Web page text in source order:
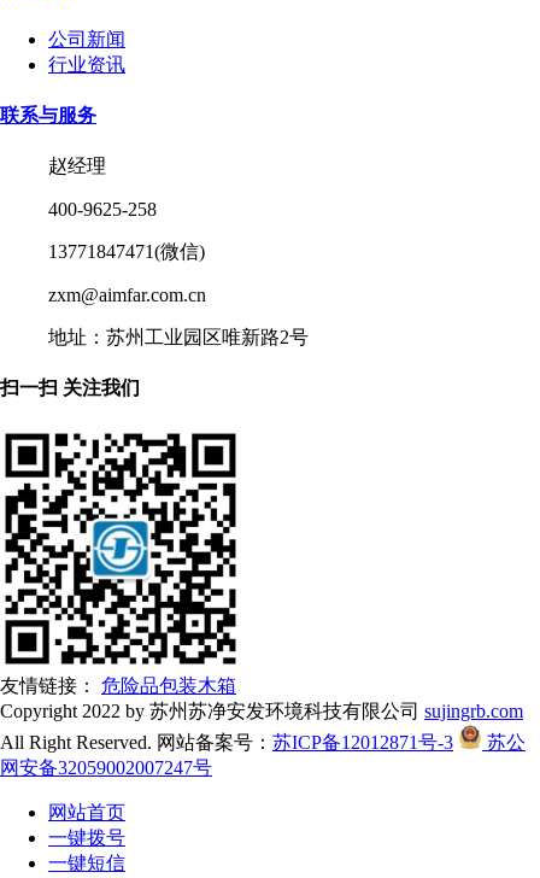
公司新闻
行业资讯
联系与服务
赵经理
400-9625-258
13771847471(微信)
zxm@aimfar.com.cn
地址：苏州工业园区唯新路2号
扫一扫 关注我们
友情链接：
危险品包装木箱
Copyright 2022 by 苏州苏净安发环境科技有限公司 sujingrb.com
All Right Reserved. 网站备案号： 苏ICP备12012871号-3
苏公
网安备32059002007247号
网站首页
一键拨号
一键短信